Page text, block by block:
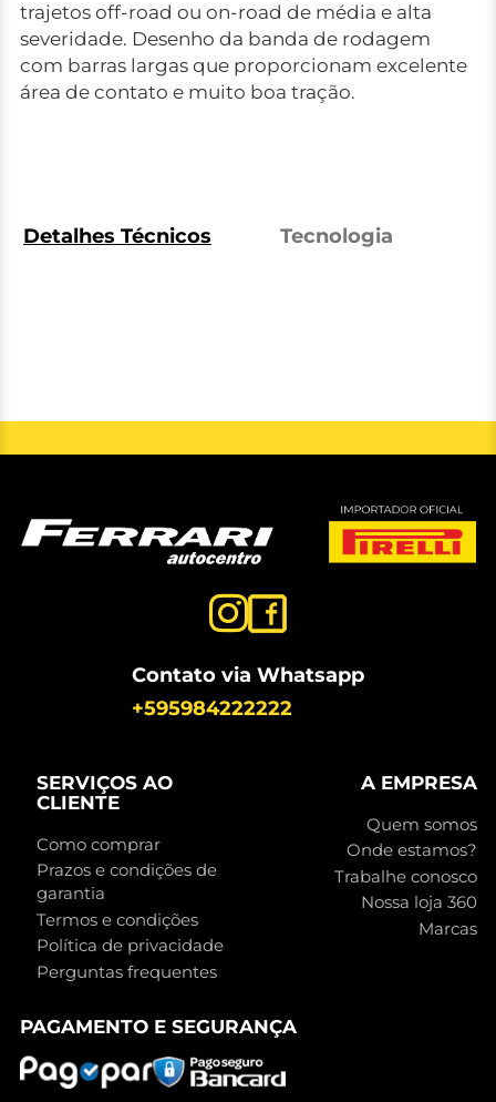
trajetos off-road ou on-road de média e alta
severidade. Desenho da banda de rodagem
com barras largas que proporcionam excelente
área de contato e muito boa tração.
Detalhes Técnicos Tecnologia
Contato via Whatsapp
+595984222222
SERVIÇOS AO
CLIENTE
Como comprar
Prazos e condições de
garantia
Termos e condições
Política de privacidade
Perguntas frequentes
A EMPRESA
Quem somos
Onde estamos?
Trabalhe conosco
Nossa loja 360
Marcas
PAGAMENTO E SEGURANÇA